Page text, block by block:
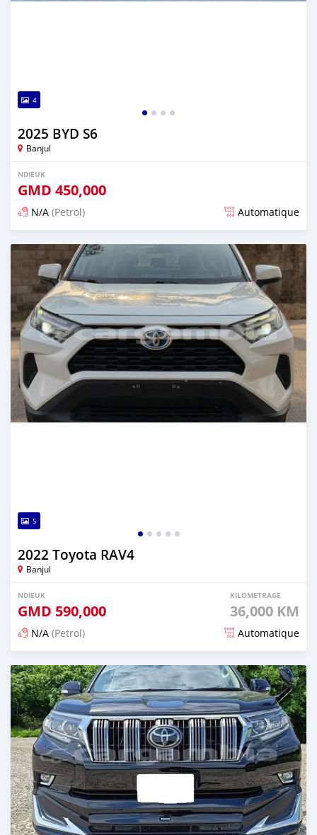
4
2025 BYD S6
Banjul
NDIEUK
GMD 450,000
N/A (Petrol) Automatique
Dougal na niou ko depuis 13 days
5
2022 Toyota RAV4
Banjul
NDIEUK
GMD 590,000
KILOMETRAGE
36,000 KM
N/A (Petrol) Automatique
Dougal na niou ko depuis 13 days